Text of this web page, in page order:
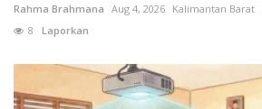
Rahma Brahmana Aug 4, 2026 Kalimantan Barat
8 Laporkan